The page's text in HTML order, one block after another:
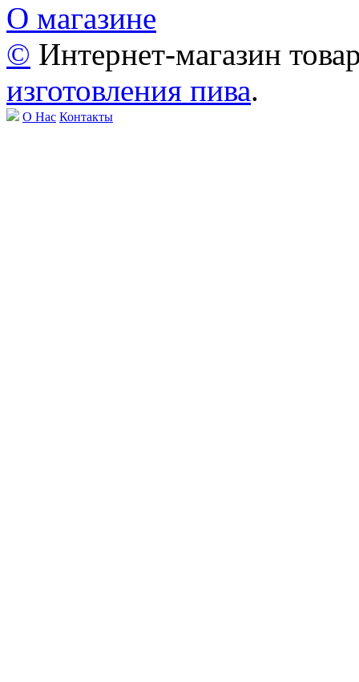
О магазине
© Интернет-магазин
изготовления пива.
О Нас Контакты